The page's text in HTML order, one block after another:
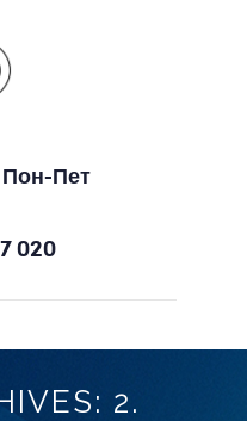
Пон-Пет
020
2.
КРЦУН